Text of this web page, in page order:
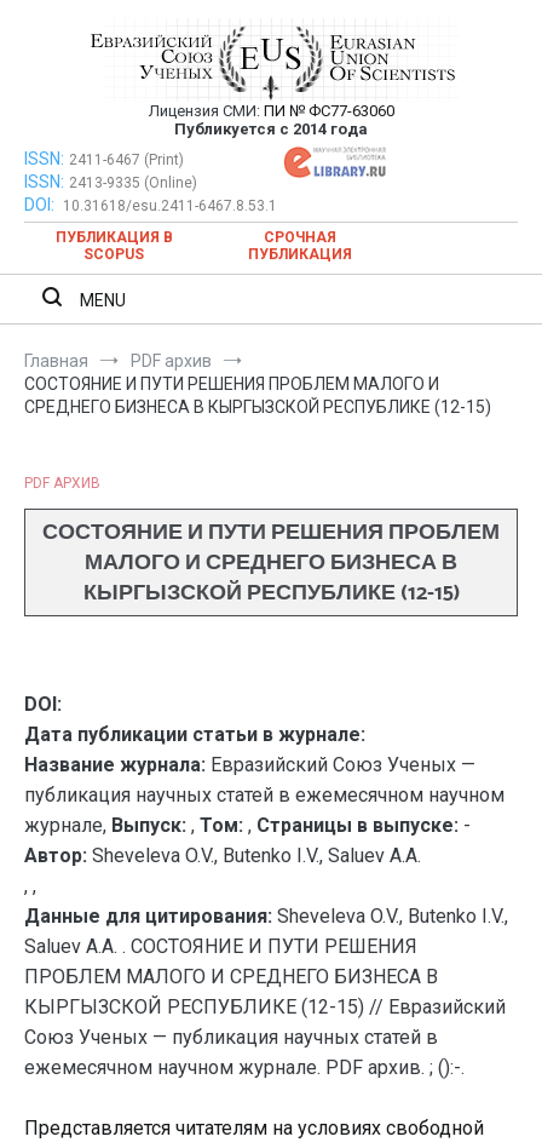
Евразийский Союз Ученых —
публикация научных статей в
ежемесячном научном журнале
Лицензия СМИ: ПИ № ФС77-63060
Публикуется с 2014 года
Евразийский Союз Ученых — публикация научных статей в
ежемесячном научном журнале
ISSN: 2411-6467 (Print)
ISSN: 2413-9335 (Online)
DOI:
10.31618/esu.2411-6467.8.53.1
ПУБЛИКАЦИЯ В
SCOPUS
СРОЧНАЯ
ПУБЛИКАЦИЯ
MENU
Главная
PDF архив
СОСТОЯНИЕ И ПУТИ РЕШЕНИЯ ПРОБЛЕМ МАЛОГО И
СРЕДНЕГО БИЗНЕСА В КЫРГЫЗСКОЙ РЕСПУБЛИКЕ (12-15)
PDF АРХИВ
СОСТОЯНИЕ И ПУТИ РЕШЕНИЯ ПРОБЛЕМ
МАЛОГО И СРЕДНЕГО БИЗНЕСА В
КЫРГЫЗСКОЙ РЕСПУБЛИКЕ (12-15)
DOI:
Дата публикации статьи в журнале:
Название журнала: Евразийский Союз Ученых —
публикация научных статей в ежемесячном научном
журнале, Выпуск: , Том: , Страницы в выпуске: -
Автор: Sheveleva O.V., Butenko I.V., Saluev A.A.
, ,
Данные для цитирования: Sheveleva O.V., Butenko I.V.,
Saluev A.A. . СОСТОЯНИЕ И ПУТИ РЕШЕНИЯ
ПРОБЛЕМ МАЛОГО И СРЕДНЕГО БИЗНЕСА В
КЫРГЫЗСКОЙ РЕСПУБЛИКЕ (12-15) // Евразийский
Союз Ученых — публикация научных статей в
ежемесячном научном журнале. PDF архив. ; ():-.
Представляется читателям на условиях свободной